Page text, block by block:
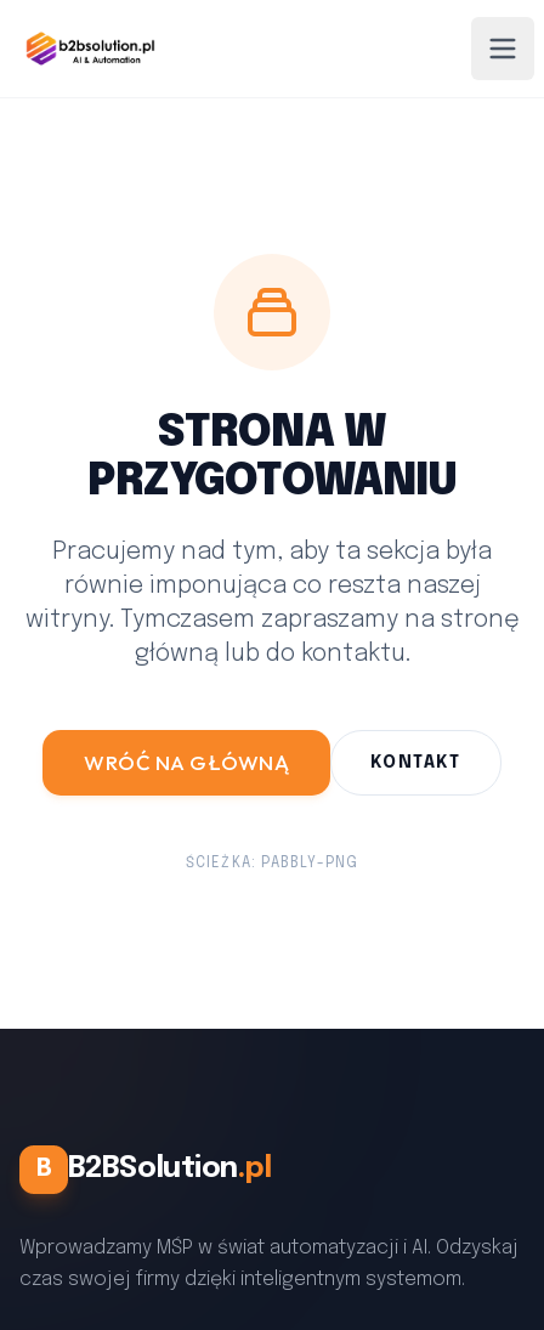
STRONA W
PRZYGOTOWANIU
Pracujemy nad tym, aby ta sekcja była
równie imponująca co reszta naszej
witryny. Tymczasem zapraszamy na stronę
główną lub do kontaktu.
WRÓĆ NA GŁÓWNĄ KONTAKT
ŚCIEŻKA: PABBLY-PNG
B B2BSolution.pl
Wprowadzamy MŚP w świat automatyzacji i AI. Odzyskaj
czas swojej firmy dzięki inteligentnym systemom.